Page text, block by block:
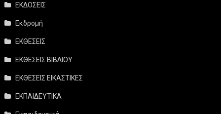
ΕΚΔΟΣΕΙΣ
Εκδρομή
ΕΚΘΕΣΕΙΣ
ΕΚΘΕΣΕΙΣ ΒΙΒΛΙΟΥ
ΕΚΘΕΣΕΙΣ ΕΙΚΑΣΤΙΚΕΣ
ΕΚΠΑΙΔΕΥΤΙΚΑ